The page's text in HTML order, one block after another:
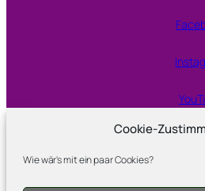
Cookie-
Wie wär's mit ein paar Cookies?Proudly powered